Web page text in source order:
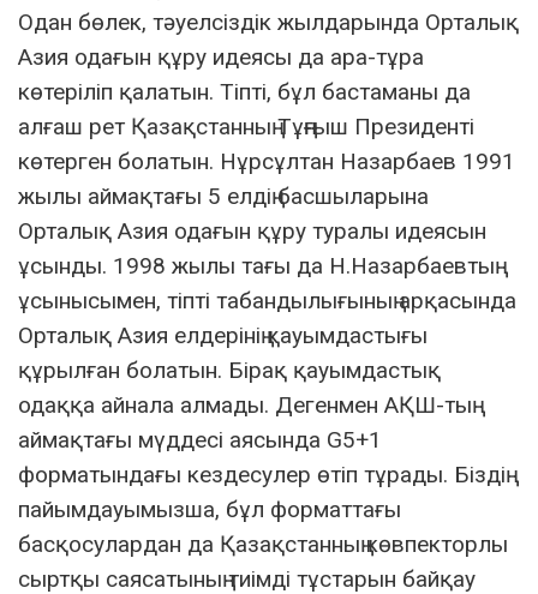
Одан бөлек, тәуелсіздік жылдарында Орталық
Азия одағын құру идеясы да ара-тұра
көтеріліп қалатын. Тіпті, бұл бастаманы да
алғаш рет Қазақстанның Тұңғыш Президенті
көтерген болатын. Нұрсұлтан Назарбаев 1991
жылы аймақтағы 5 елдің басшыларына
Орталық Азия одағын құру туралы идеясын
ұсынды. 1998 жылы тағы да Н.Назарбаевтың
ұсынысымен, тіпті табандылығының арқасында
Орталық Азия елдерінің қауымдастығы
құрылған болатын. Бірақ қауымдастық
одаққа айнала алмады. Дегенмен АҚШ-тың
аймақтағы мүддесі аясында G5+1
форматындағы кездесулер өтіп тұрады. Біздің
пайымдауымызша, бұл форматтағы
басқосулардан да Қазақстанның көвпекторлы
сыртқы саясатының тиімді тұстарын байқау